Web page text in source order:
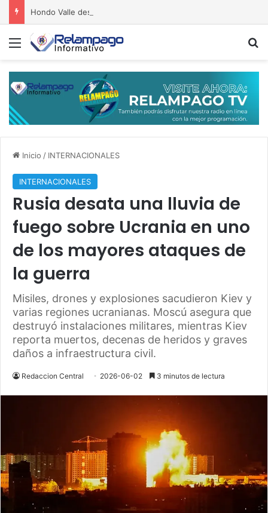
Menú
Inicio / INTERNACIONALES
INTERNACIONALES
Rusia desata una lluvia de
fuego sobre Ucrania en uno
de los mayores ataques de
la guerra
Misiles, drones y explosiones sacudieron Kiev y
varias regiones ucranianas. Moscú asegura que
destruyó instalaciones militares, mientras Kiev
reporta muertos, decenas de heridos y graves
daños a infraestructura civil.
Redaccion Central 2026-06-02 3 minutos de lectura